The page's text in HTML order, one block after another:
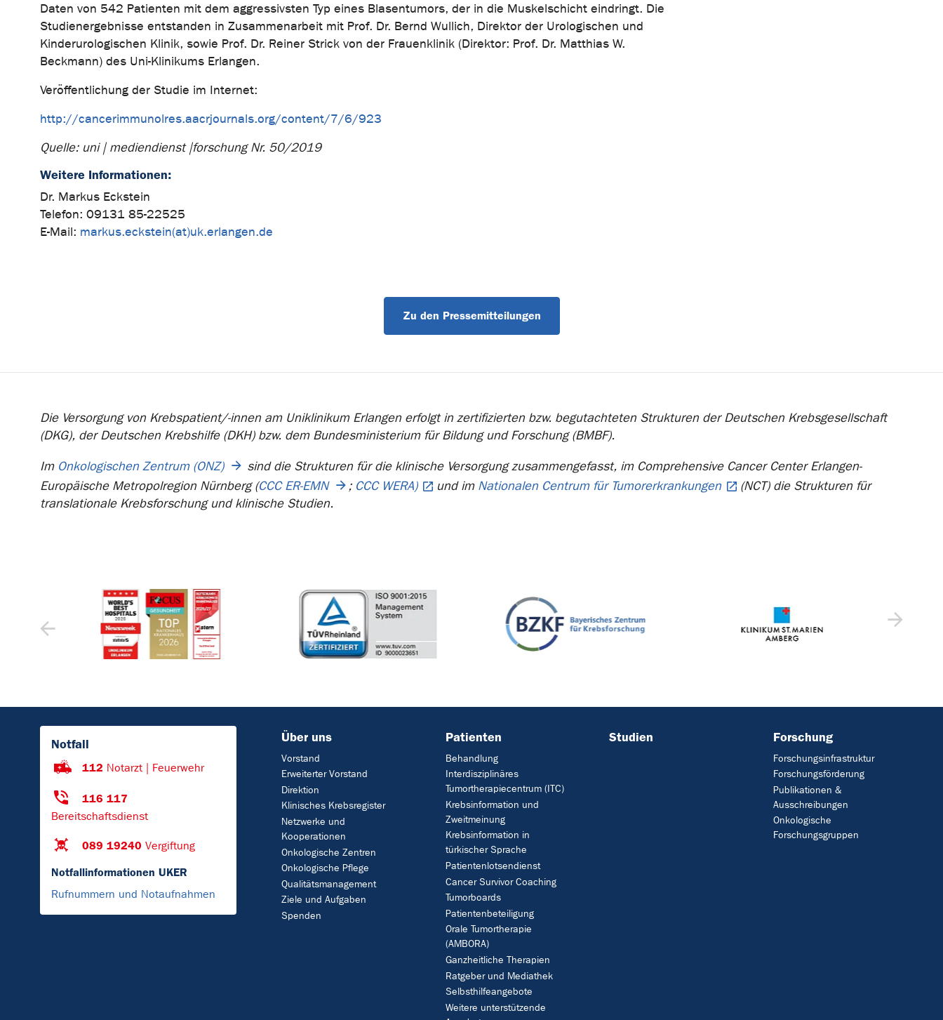
Daten von 542 Patienten mit dem aggressivsten Typ eines Blasentumors, der in die Muskelschicht eindringt. Die
Studienergebnisse entstanden in Zusammenarbeit mit Prof. Dr. Bernd Wullich, Direktor der Urologischen und
Kinderurologischen Klinik, sowie Prof. Dr. Reiner Strick von der Frauenklinik (Direktor: Prof. Dr. Matthias W.
Beckmann) des Uni-Klinikums Erlangen.
Veröffentlichung der Studie im Internet:
http://cancerimmunolres.aacrjournals.org/content/7/6/923
Quelle: uni | mediendienst |forschung Nr. 50/2019
Weitere Informationen:
Dr. Markus Eckstein
Telefon: 09131 85-22525
E-Mail: markus.eckstein(at)uk.erlangen.de
Zu den Pressemitteilungen
Die Versorgung von Krebspatient/-innen am Uniklinikum Erlangen erfolgt in zertifizierten bzw. begutachteten Strukturen der Deutschen Krebsgesellschaft
(DKG), der Deutschen Krebshilfe (DKH) bzw. dem Bundesministerium für Bildung und Forschung (BMBF).
Im Onkologischen Zentrum (ONZ)
sind die Strukturen für die klinische Versorgung zusammengefasst, im Comprehensive Cancer Center Erlangen-
Europäische Metropolregion Nürnberg (CCC ER-EMN ; CCC WERA) und im Nationalen Centrum für Tumorerkrankungen
(NCT) die Strukturen für
translationale Krebsforschung und klinische Studien.
Notfall
112 Notarzt | Feuerwehr
116 117
Bereitschaftsdienst
089 19240 Vergiftung
Notfallinformationen UKER
Rufnummern und Notaufnahmen
Über uns
Vorstand
Erweiterter Vorstand
Direktion
Klinisches Krebsregister
Netzwerke und
Kooperationen
Onkologische Zentren
Onkologische Pflege
Qualitätsmanagement
Ziele und Aufgaben
Spenden
Patienten
Behandlung
Interdisziplinäres
Tumortherapiecentrum (ITC)
Krebsinformation und
Zweitmeinung
Krebsinformation in
türkischer Sprache
Patientenlotsendienst
Cancer Survivor Coaching
Tumorboards
Patientenbeteiligung
Orale Tumortherapie
(AMBORA)
Ganzheitliche Therapien
Ratgeber und Mediathek
Selbsthilfeangebote
Weitere unterstützende
Studien Forschung
Forschungsinfrastruktur
Forschungsförderung
Publikationen &
Ausschreibungen
Onkologische
Forschungsgruppen